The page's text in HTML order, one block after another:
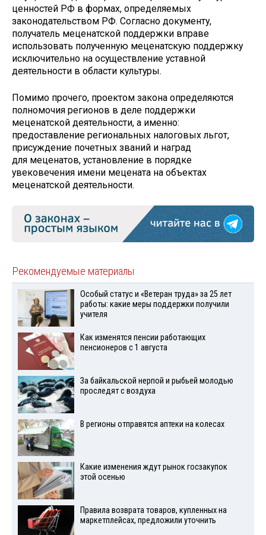
ценностей РФ в формах, определяемых
законодательством РФ. Согласно документу,
получатель меценатской поддержки вправе
использовать полученную меценатскую поддержку
исключительно на осуществление уставной
деятельности в области культуры.
Помимо прочего, проектом закона определяются
полномочия регионов в деле поддержки
меценатской деятельности, а именно:
предоставление региональных налоговых льгот,
присуждение почетных званий и наград
для меценатов, установление в порядке
увековечения имени мецената на объектах
меценатской деятельности.
Рекомендуемые материалы
Особый статус и «Ветеран труда» за 25 лет
работы: какие меры поддержки получили
учителя
Как изменятся пенсии работающих
пенсионеров с 1 августа
За байкальской нерпой и рыбьей молодью
проследят с воздуха
В регионы отправятся аптеки на колесах
Какие изменения ждут рынок госзакупок
этой осенью
Правила возврата товаров, купленных на
маркетплейсах, предложили уточнить